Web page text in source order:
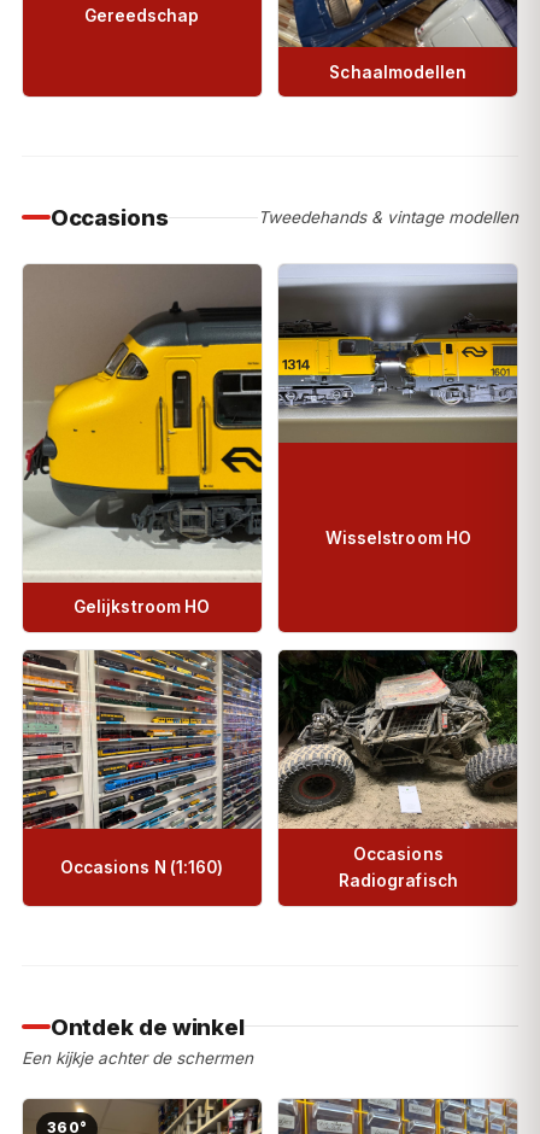
Gereedschap
Schaalmodellen
Occasions Tweedehands & vintage modellen
Gelijkstroom HO
Wisselstroom HO
Occasions N (1:160)
Occasions
Radiografisch
Ontdek de winkel
Een kijkje achter de schermen
360°